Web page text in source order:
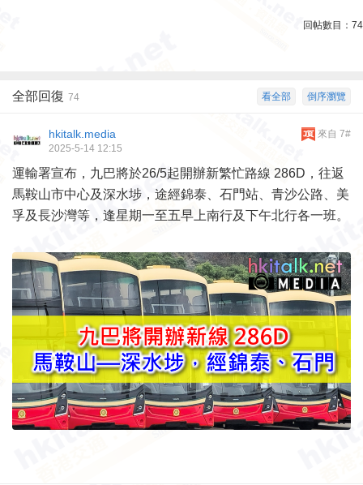
回帖數目： 74
倒序瀏覽
看全部
全部回復 74
來自 7#
hkitalk.media
2025-5-14 12:15
運輸署宣布，九巴將於26/5起開辦新繁忙路線 286D，往返
馬鞍山市中心及深水埗，途經錦泰、石門站、青沙公路、美
孚及長沙灣等，逢星期一至五早上南行及下午北行各一班。